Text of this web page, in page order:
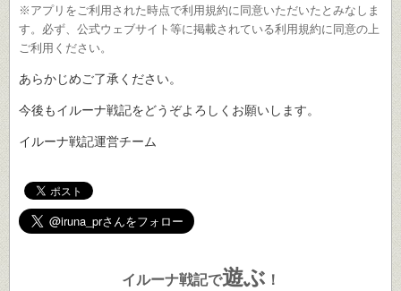
※アプリをご利用された時点で利用規約に同意いただいたとみなしま
す。必ず、公式ウェブサイト等に掲載されている利用規約に同意の上
ご利用ください。
あらかじめご了承ください。
今後もイルーナ戦記をどうぞよろしくお願いします。
イルーナ戦記運営チーム
イルーナ戦記で遊ぶ ！